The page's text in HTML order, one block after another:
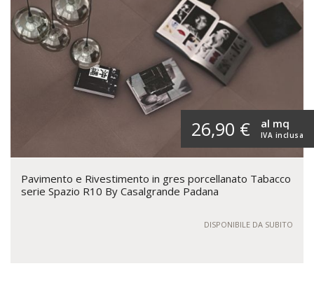
26,90 € IVA inclusa
al mq
Pavimento e Rivestimento in gres porcellanato Tabacco
serie Spazio R10 By Casalgrande Padana
DISPONIBILE DA SUBITO